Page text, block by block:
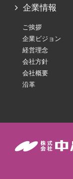
企業情報
ご挨拶
企業ビジョン
経営理念
会社方針
会社概要
沿革